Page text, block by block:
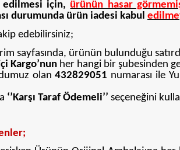
için, ürünün hasar
durumunda ürün iadesi kabul
edebilirsiniz;
sayfasında, ürünün bulunduğu
Kargo’nun her hangi bir şubesinden
olan432829051 numarası ile
‘’Karşı Taraf Ödemeli’’ seçeneğini